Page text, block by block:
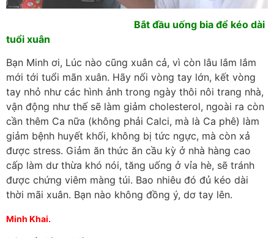
Bắt đầu uống bia để kéo dài
tuổi xuân
Bạn Minh ơi, Lúc nào cũng xuân cả, vì còn lâu lắm lắm
mới tới tuổi mãn xuân. Hãy nối vòng tay lớn, kết vòng
tay nhỏ như các hình ảnh trong ngày thôi nôi trang nhà,
vận động như thế sẽ làm giảm cholesterol, ngoài ra còn
cần thêm Ca nữa (không phải Calci, mà là Ca phê) làm
giảm bệnh huyết khối, không bị tức ngực, mà còn xả
được stress. Giảm ăn thức ăn cầu kỳ ở nhà hàng cao
cấp làm dư thừa khó nói, tăng uống ở vỉa hè, sẽ tránh
được chứng viêm màng túi. Bao nhiêu đó đủ kéo dài
thời mãi xuân. Bạn nào không đồng ý, dơ tay lên.
Minh Khai.